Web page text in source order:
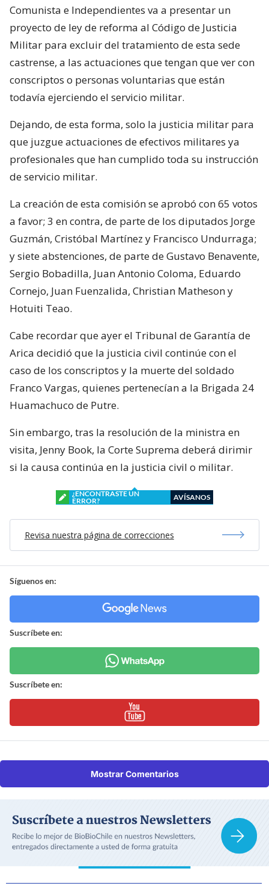
Comunista e Independientes va a presentar un
proyecto de ley de reforma al Código de Justicia
Militar para excluir del tratamiento de esta sede
castrense, a las actuaciones que tengan que ver con
conscriptos o personas voluntarias que están
todavía ejerciendo el servicio militar.
Dejando, de esta forma, solo la justicia militar para
que juzgue actuaciones de efectivos militares ya
profesionales que han cumplido toda su instrucción
de servicio militar.
La creación de esta comisión se aprobó con 65 votos
a favor; 3 en contra, de parte de los diputados Jorge
Guzmán, Cristóbal Martínez y Francisco Undurraga;
y siete abstenciones, de parte de Gustavo Benavente,
Sergio Bobadilla, Juan Antonio Coloma, Eduardo
Cornejo, Juan Fuenzalida, Christian Matheson y
Hotuiti Teao.
Cabe recordar que ayer el Tribunal de Garantía de
Arica decidió que la justicia civil continúe con el
caso de los conscriptos y la muerte del soldado
Franco Vargas, quienes pertenecían a la Brigada 24
Huamachuco de Putre.
Sin embargo, tras la resolución de la ministra en
visita, Jenny Book, la Corte Suprema deberá dirimir
si la causa continúa en la justicia civil o militar.
¿ENCONTRASTE UN
ERROR?
AVÍSANOS
Revisa nuestra página de correcciones
Síguenos en:
Suscríbete en:
Suscríbete en:
Mostrar Comentarios